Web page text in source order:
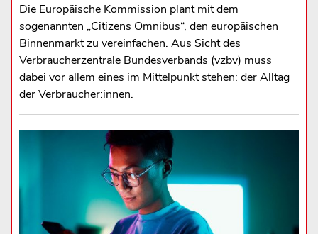
Die Europäische Kommission plant mit dem
sogenannten „Citizens Omnibus“, den europäischen
Binnenmarkt zu vereinfachen. Aus Sicht des
Verbraucherzentrale Bundesverbands (vzbv) muss
dabei vor allem eines im Mittelpunkt stehen: der Alltag
der Verbraucher:innen.